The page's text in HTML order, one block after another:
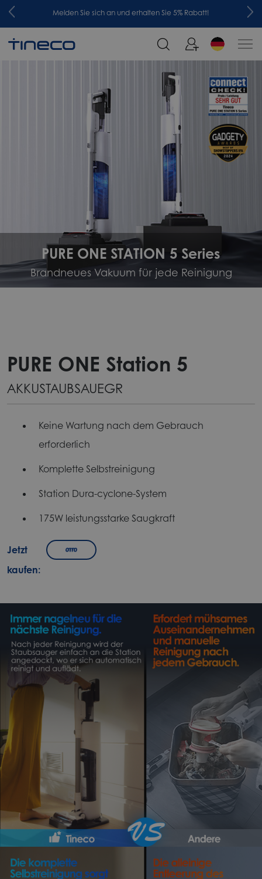
Melden Sie sich an und erhalten Sie 5% Rabatt!
PURE ONE STATION 5 Series
Brandneues Vakuum für jede Reinigung
PURE ONE Station 5
AKKUSTAUBSAUEGR
Keine Wartung nach dem Gebrauch
erforderlich
Komplette Selbstreinigung
Station Dura-cyclone-System
175W leistungsstarke Saugkraft
Jetzt
kaufen: